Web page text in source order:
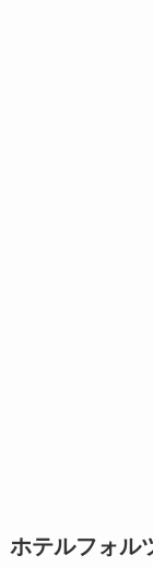
ホテルフォル